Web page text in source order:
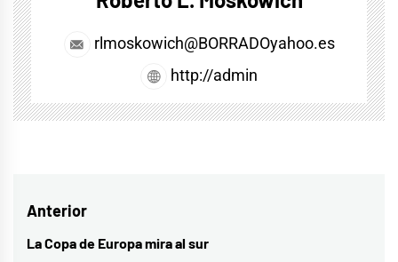
rlmoskowich@BORRADOyahoo.es
http://admin
Navegación
de
Anterior
Entrada
La Copa de Europa mira al sur